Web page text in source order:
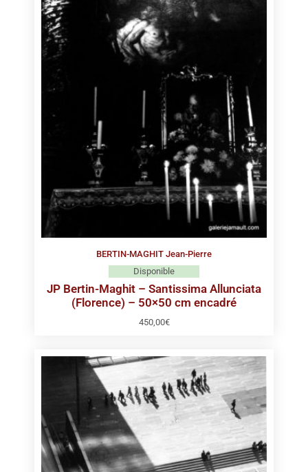
BERTIN-MAGHIT Jean-Pierre
Disponible
JP Bertin-Maghit – Santissima Allunciata
(Florence) – 50×50 cm encadré
450,00€